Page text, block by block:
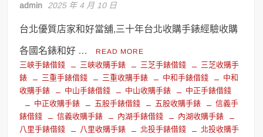
admin 2025 年 4 月 10 日
台北優質店家和好當舖,三十年台北收購手錶經驗收購
各國名錶和好 … READ MORE
三峽手錶借錢 三峽收購手錶 三芝手錶借錢
三芝收購手
錶
三重手錶借錢 三重收購手錶 中和手錶借錢
中和
收購手錶
中山手錶借錢 中山收購手錶
中正手錶借錢
中正收購手錶
五股手錶借錢 五股收購手錶
信義手
錶借錢
信義收購手錶 內湖手錶借錢
內湖收購手錶
八里手錶借錢
八里收購手錶 北投手錶借錢
北投收購手